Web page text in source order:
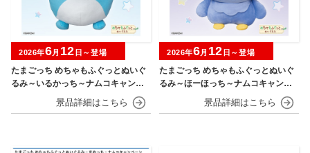
たまごっち めちゃもふぐっとぬいぐ
るみ～いるかっち～ナムコキャンペ
2026年6月 12 日～登場
たまごっち めちゃもふぐっとぬいぐ
るみ～ほーほっち～ナムコキャンペ
2026年6月 12 日～登場